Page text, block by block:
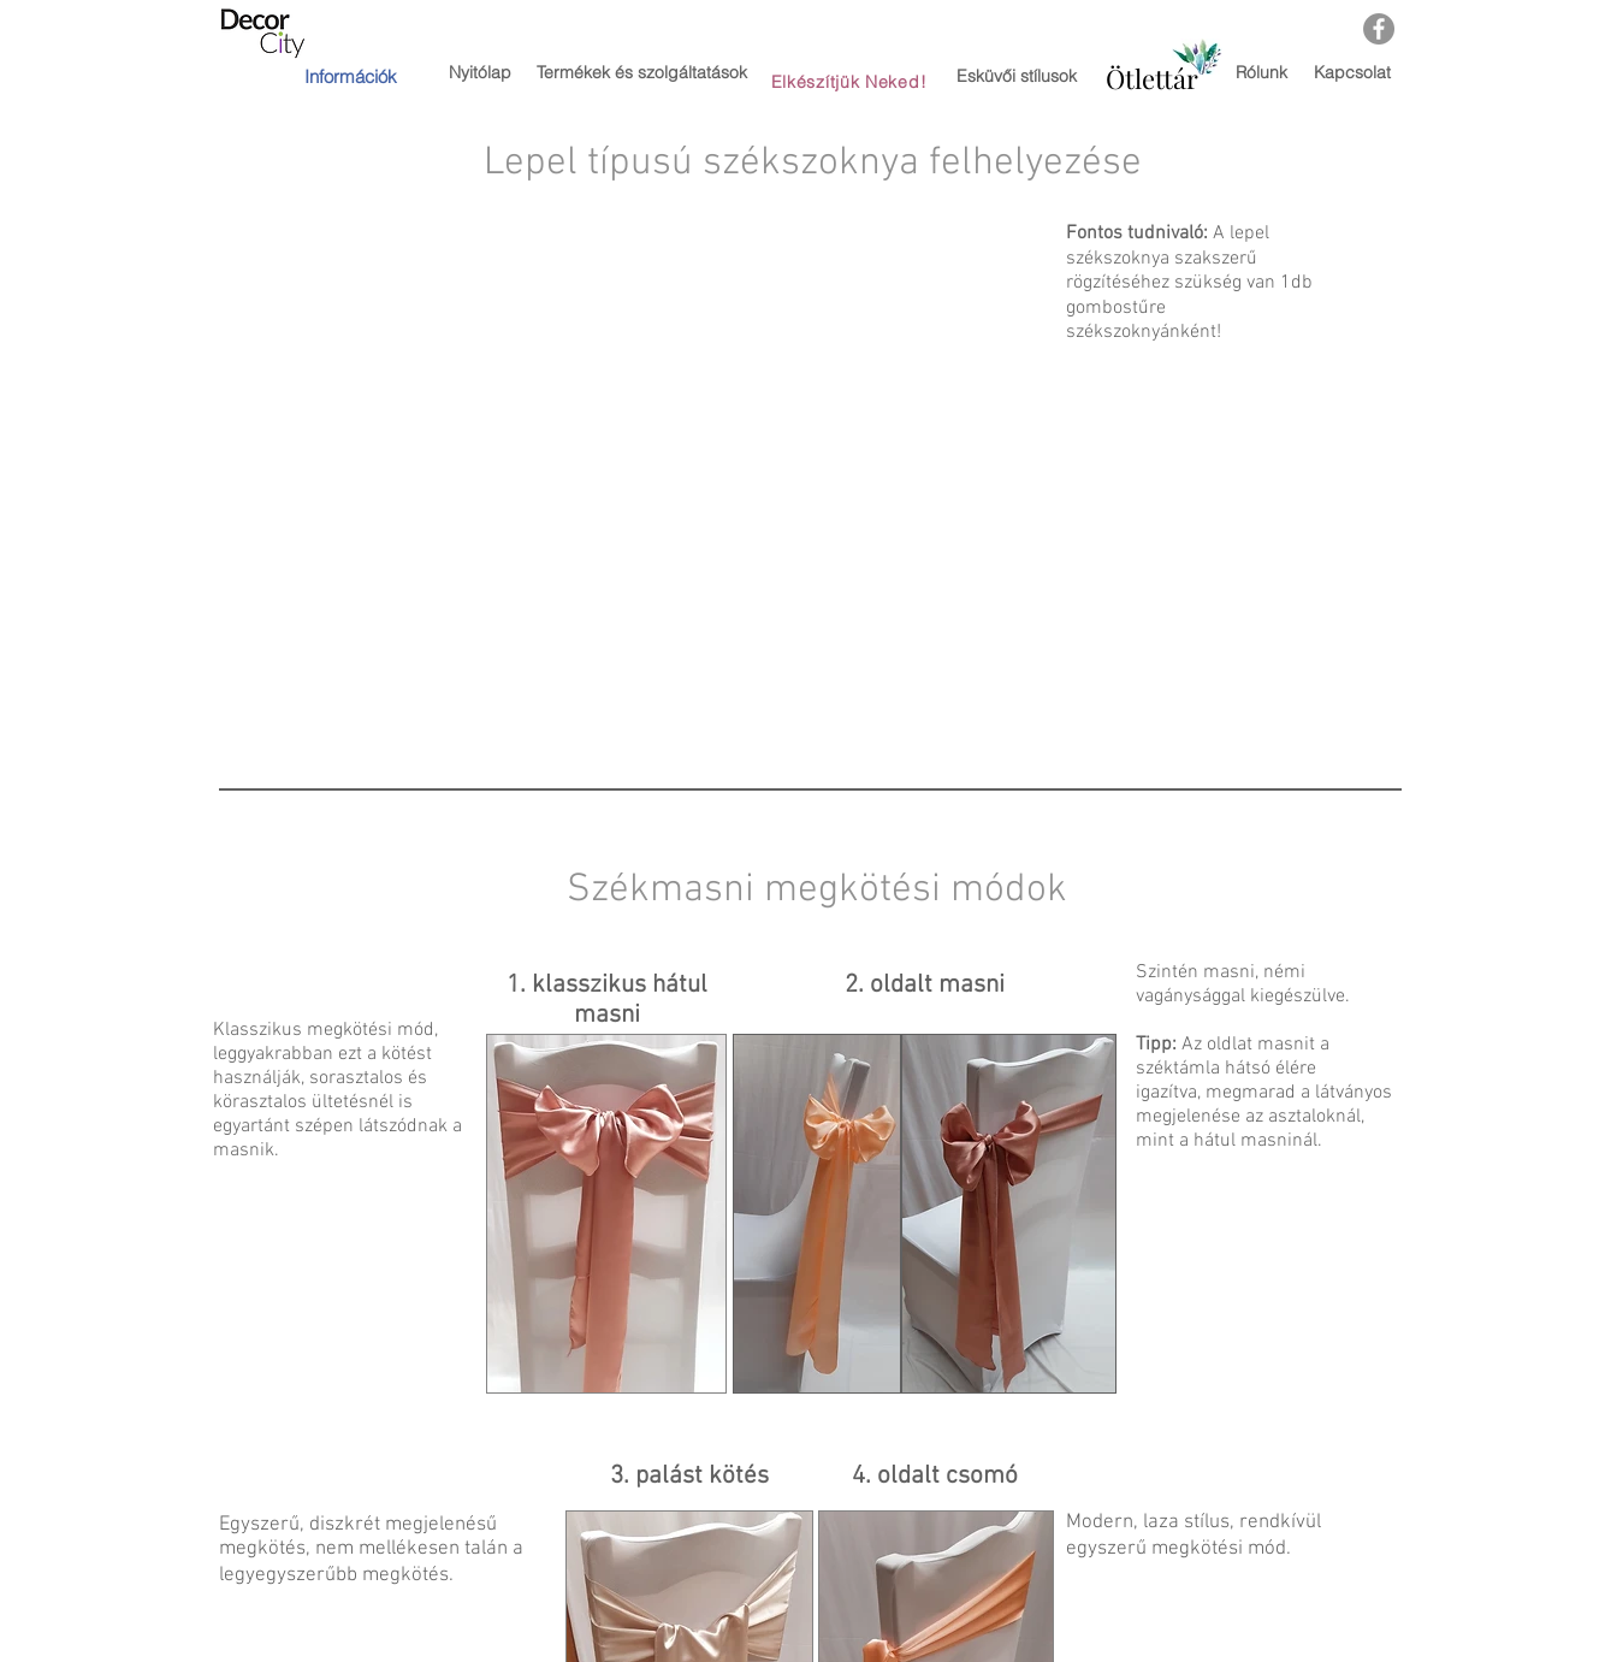
Információk Nyitólap Termékek és szolgáltatások Elkészítjük Neked! Esküvői stílusok Ötlettár Rólunk Kapcsolat
Lepel típusú székszoknya felhelyezése
Fontos tudnivaló: A lepel
székszoknya szakszerű
rögzítéséhez szükség van 1db
gombostűre
székszoknyánként!
Székmasni megkötési módok
Klasszikus megkötési mód,
leggyakrabban ezt a kötést
használják, sorasztalos és
körasztalos ültetésnél is
egyartánt szépen látszódnak a
masnik.
1. klasszikus hátul
masni
2. oldalt masni
Szintén masni, némi
vagánysággal kiegészülve.
Tipp: Az oldlat masnit a
széktámla hátsó élére
igazítva, megmarad a látványos
megjelenése az asztaloknál,
mint a hátul masninál.
Egyszerű, diszkrét megjelenésű
megkötés, nem mellékesen talán a
legyegyszerűbb megkötés.
3. palást kötés 4. oldalt csomó
Modern, laza stílus, rendkívül
egyszerű megkötési mód.